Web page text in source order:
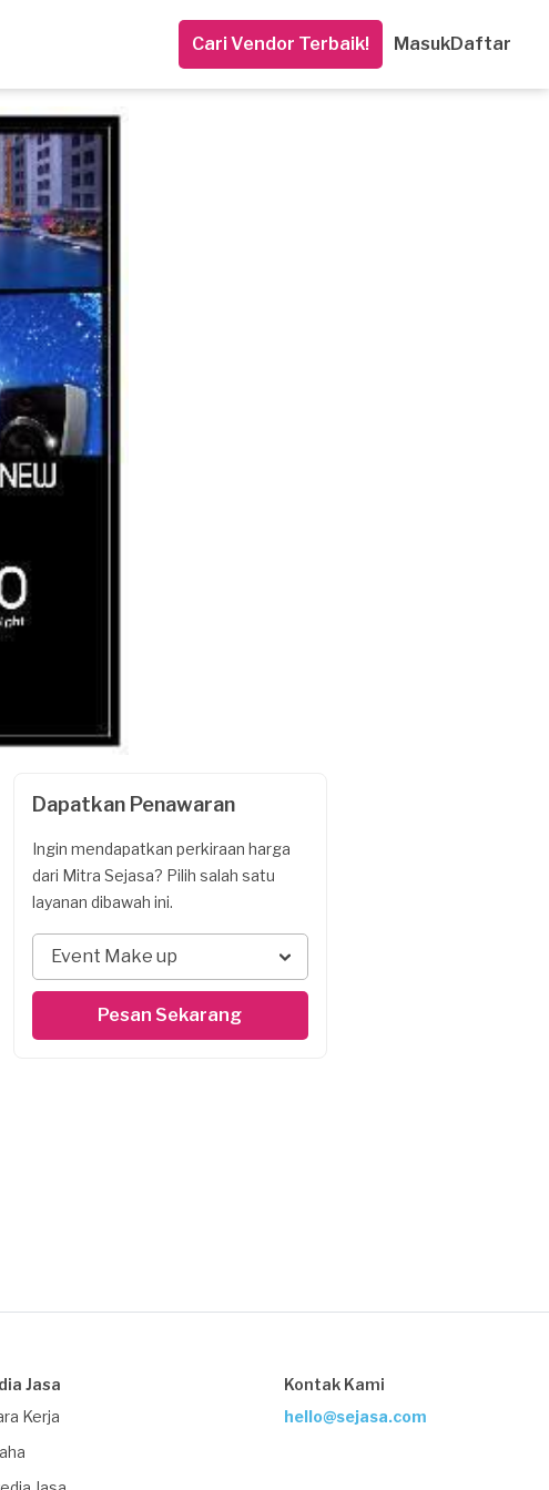
Cari Vendor Terbaik! MasukDaftar
Dapatkan Penawaran
Ingin mendapatkan perkiraan harga
dari Mitra Sejasa? Pilih salah satu
layanan dibawah ini.
Event Make up
Pesan Sekarang
Jasa
Kerja
Kontak Kami
hello@sejasa.com